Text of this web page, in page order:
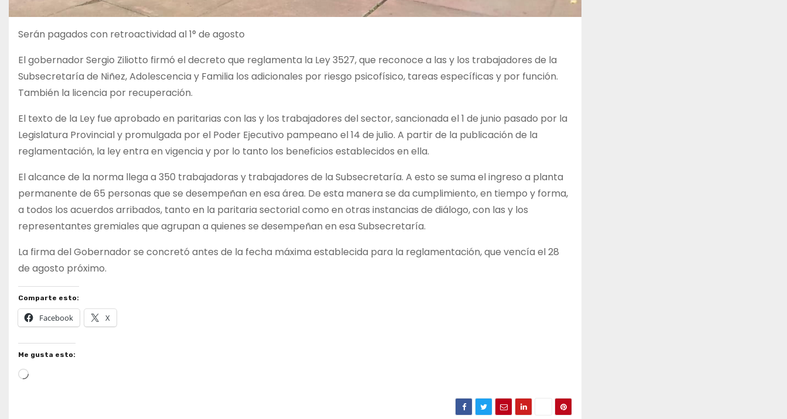
Serán pagados con retroactividad al 1° de agosto
El gobernador Sergio Ziliotto firmó el decreto que reglamenta la Ley 3527, que reconoce a las y los trabajadores de la
Subsecretaría de Niñez, Adolescencia y Familia los adicionales por riesgo psicofísico, tareas específicas y por función.
También la licencia por recuperación.
El texto de la Ley fue aprobado en paritarias con las y los trabajadores del sector, sancionada el 1 de junio pasado por la
Legislatura Provincial y promulgada por el Poder Ejecutivo pampeano el 14 de julio. A partir de la publicación de la
reglamentación, la ley entra en vigencia y por lo tanto los beneficios establecidos en ella.
El alcance de la norma llega a 350 trabajadoras y trabajadores de la Subsecretaría. A esto se suma el ingreso a planta
permanente de 65 personas que se desempeñan en esa área. De esta manera se da cumplimiento, en tiempo y forma,
a todos los acuerdos arribados, tanto en la paritaria sectorial como en otras instancias de diálogo, con las y los
representantes gremiales que agrupan a quienes se desempeñan en esa Subsecretaría.
La firma del Gobernador se concretó antes de la fecha máxima establecida para la reglamentación, que vencía el 28
de agosto próximo.
Comparte esto:
Facebook X
Me gusta esto:
Cargando...